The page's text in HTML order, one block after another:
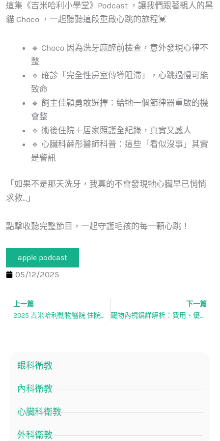
這集《吉米哈利小學堂》Podcast ，讓我們跟著親人的黑
貓 Choco ，一起聽聽這段重啟心跳的旅程💓
🔹 Choco 因為洗牙麻醉前檢查，意外發現心律不
整
🔹 確診「完全性房室傳導阻滯」，心跳過慢可能
致命
🔹 飼主佳穎勇敢選擇：給牠一個節律器重啟的機
會整
🔹 術後住院＋居家照護全紀錄，真實又感人
🔹 心臟科薛彤醫師科普：這些「看似沒事」其實
是警訊
「如果不是那天洗牙，我真的不會發現牠心臟早已悄悄
求救…」
點擊收聽完整節目，一起守護毛孩的每一顆心跳！
apple podcast
05/12/2025
上一頁
上一篇
2025 吉米哈利動物醫院 住院醫師招聘說明會
下一篇
寵物內視鏡詳解析：費用、優點一次了解
眼科衛教
內科衛教
心臟科衛教
外科衛教